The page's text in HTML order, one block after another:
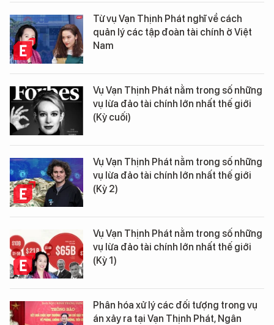
Từ vụ Vạn Thịnh Phát nghĩ về cách
quản lý các tập đoàn tài chính ở Việt
Nam
Vụ Vạn Thịnh Phát nằm trong số những
vụ lừa đảo tài chính lớn nhất thế giới
(Kỳ cuối)
Vụ Vạn Thịnh Phát nằm trong số những
vụ lừa đảo tài chính lớn nhất thế giới
(Kỳ 2)
Vụ Vạn Thịnh Phát nằm trong số những
vụ lừa đảo tài chính lớn nhất thế giới
(Kỳ 1)
Phân hóa xử lý các đối tượng trong vụ
án xảy ra tại Vạn Thịnh Phát, Ngân